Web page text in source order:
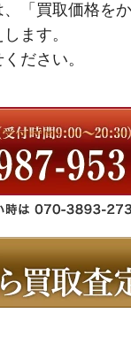
「買取価格を
ます。
ださい。